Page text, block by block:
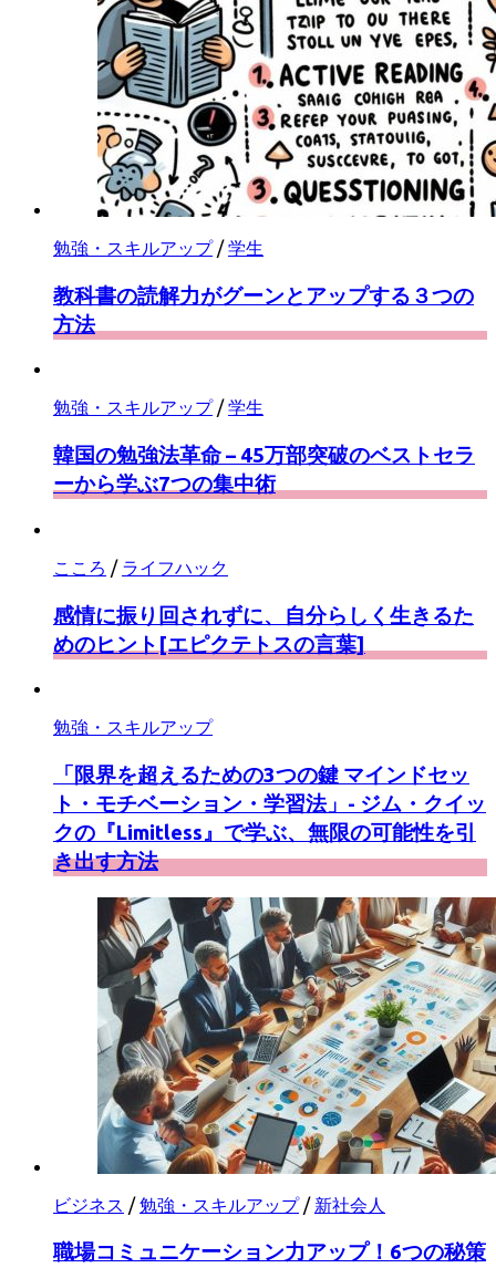
勉強・スキルアップ/学生
教科書の読解力がグーンとアップする３つの
方法
勉強・スキルアップ/ 学生
韓国の勉強法革命 – 45万部突破のベストセラ
ーから学ぶ7つの集中術
こころ / ライフハック
感情に振り回されずに、自分らしく生きるた
めのヒント[エピクテトスの言葉]
勉強・スキルアップ
「限界を超えるための3つの鍵 マインドセッ
ト・モチベーション・学習法」- ジム・クイッ
クの『Limitless』で学ぶ、無限の可能性を引
き出す方法
ビジネス /勉強・スキルアップ/ 新社会人
職場コミュニケーション力アップ！6つの秘策